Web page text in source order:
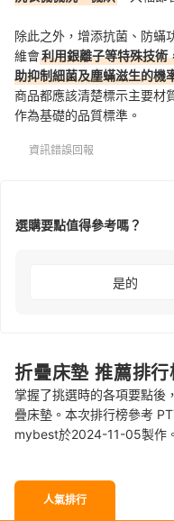
除此之外，增添抗菌、防蟎
維會利用銀離子等特殊技術
助抑制細菌及塵蟎滋生的機
商品都應該清楚標示主要材
作為基礎的品質標準。
資訊錯誤回報
選購要點值得參考嗎？
是的
折疊床墊 推薦排行
掌握了挑選時的各項要點後
疊床墊。本次排行榜參考
mybest於2024-11-05製作。
人氣排行